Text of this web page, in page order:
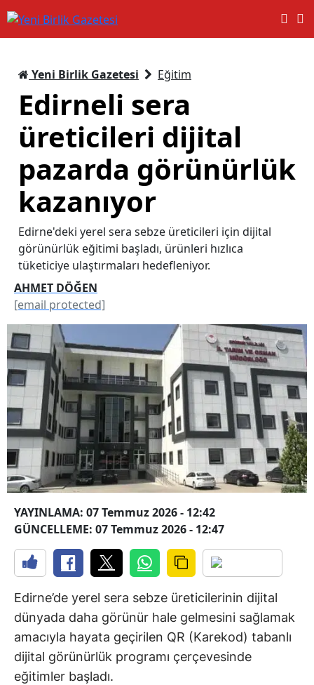
Yeni Birlik Gazetesi Eğitim
Edirneli sera
üreticileri dijital
pazarda görünürlük
kazanıyor
Edirne'deki yerel sera sebze üreticileri için dijital
görünürlük eğitimi başladı, ürünleri hızlıca
tüketiciye ulaştırmaları hedefleniyor.
AHMET DÖĞEN
[email protected]
YAYINLAMA: 07 Temmuz 2026 - 12:42
GÜNCELLEME: 07 Temmuz 2026 - 12:47
Edirne’de yerel sera sebze üreticilerinin dijital
dünyada daha görünür hale gelmesini sağlamak
amacıyla hayata geçirilen QR (Karekod) tabanlı
dijital görünürlük programı çerçevesinde
eğitimler başladı.